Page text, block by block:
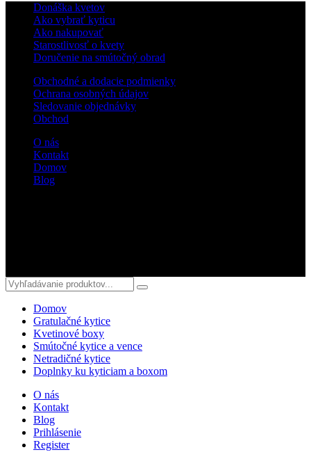
Donáška kvetov
Ako vybrať kyticu
Ako nakupovať
Starostlivosť o kvety
Doručenie na smútočný obrad
Obchodné a dodacie podmienky
Ochrana osobných údajov
Sledovanie objednávky
Obchod
O nás
Kontakt
Domov
Blog
Domov
Gratulačné kytice
Kvetinové boxy
Smútočné kytice a vence
Netradičné kytice
Doplnky ku kyticiam a boxom
O nás
Kontakt
Blog
Prihlásenie
Register